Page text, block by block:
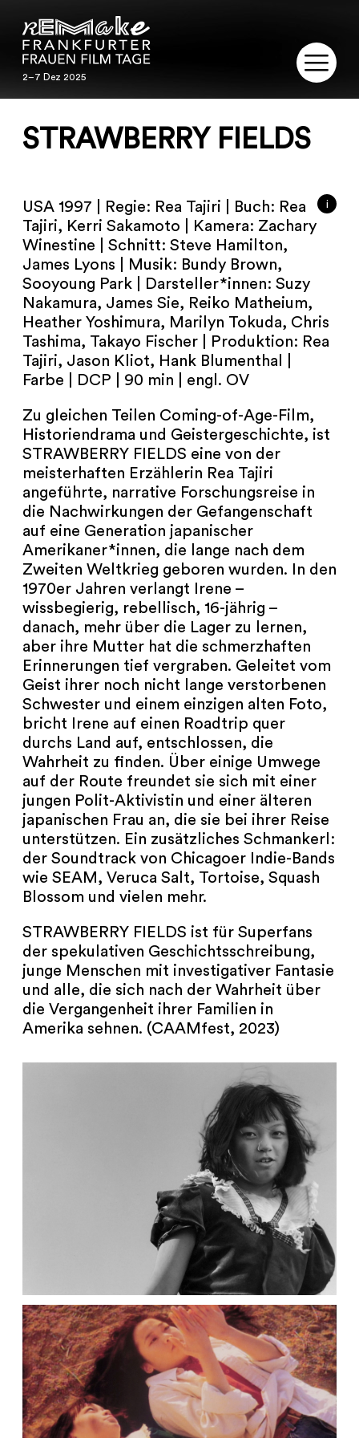
2–7 Dez 2025
2–7 Dez 2025
SERVICE
PUBLIKATIONEN
RESTAURIERUNG
KONTAKT
NEWSLETTER
PRESSE
IMPRESSUM
ARCHIV
de en COOKIES
STRAWBERRY FIELDS
i
USA 1997 | Regie: Rea Tajiri | Buch: Rea
Tajiri, Kerri Sakamoto | Kamera: Zachary
Winestine | Schnitt: Steve Hamilton,
James Lyons | Musik: Bundy Brown,
Sooyoung Park | Darsteller*innen: Suzy
Nakamura, James Sie, Reiko Matheium,
Heather Yoshimura, Marilyn Tokuda, Chris
Tashima, Takayo Fischer | Produktion: Rea
Tajiri, Jason Kliot, Hank Blumenthal |
Farbe | DCP | 90 min | engl. OV
Zu gleichen Teilen Coming-of-Age-Film,
Historiendrama und Geistergeschichte, ist
STRAWBERRY FIELDS eine von der
meisterhaften Erzählerin Rea Tajiri
angeführte, narrative Forschungsreise in
die Nachwirkungen der Gefangenschaft
auf eine Generation japanischer
Amerikaner*innen, die lange nach dem
Zweiten Weltkrieg geboren wurden. In den
1970er Jahren verlangt Irene –
wissbegierig, rebellisch, 16-jährig –
danach, mehr über die Lager zu lernen,
aber ihre Mutter hat die schmerzhaften
Erinnerungen tief vergraben. Geleitet vom
Geist ihrer noch nicht lange verstorbenen
Schwester und einem einzigen alten Foto,
bricht Irene auf einen Roadtrip quer
durchs Land auf, entschlossen, die
Wahrheit zu finden. Über einige Umwege
auf der Route freundet sie sich mit einer
jungen Polit-Aktivistin und einer älteren
japanischen Frau an, die sie bei ihrer Reise
unterstützen. Ein zusätzliches Schmankerl:
der Soundtrack von Chicagoer Indie-Bands
wie SEAM, Veruca Salt, Tortoise, Squash
Blossom und vielen mehr.
STRAWBERRY FIELDS ist für Superfans
der spekulativen Geschichtsschreibung,
junge Menschen mit investigativer Fantasie
und alle, die sich nach der Wahrheit über
die Vergangenheit ihrer Familien in
Amerika sehnen. (CAAMfest, 2023)